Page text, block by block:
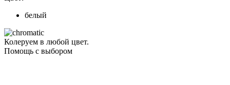
белый
Колеруем в любой цвет.
Помощь с выбором